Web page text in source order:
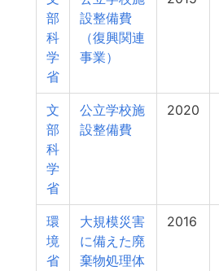
部
科
学
省
設整備費
（復興関連
事業）
文
部
科
学
省
公立学校施
設整備費
2020
環
境
省
大規模災害
に備えた廃
棄物処理体
2016